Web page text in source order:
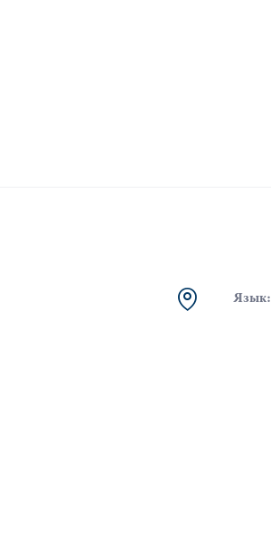
Язык: